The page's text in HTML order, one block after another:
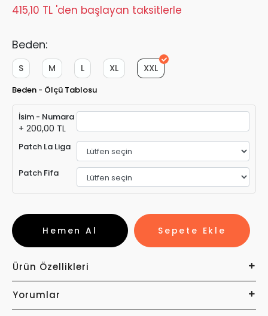
415,10 TL 'den başlayan taksitlerle
Beden:
XXL
XL
L
M
S
Beden - Ölçü Tablosu
İsim - Numara
+ 200,00 TL
Patch La Liga
Patch Fifa
Sepete Ekle
Hemen Al
Ürün Özellikleri
Yorumlar